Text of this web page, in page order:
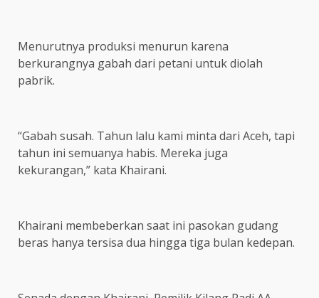
Menurutnya produksi menurun karena
berkurangnya gabah dari petani untuk diolah
pabrik.
“Gabah susah. Tahun lalu kami minta dari Aceh, tapi
tahun ini semuanya habis. Mereka juga
kekurangan,” kata Khairani.
Khairani membeberkan saat ini pasokan gudang
beras hanya tersisa dua hingga tiga bulan kedepan.